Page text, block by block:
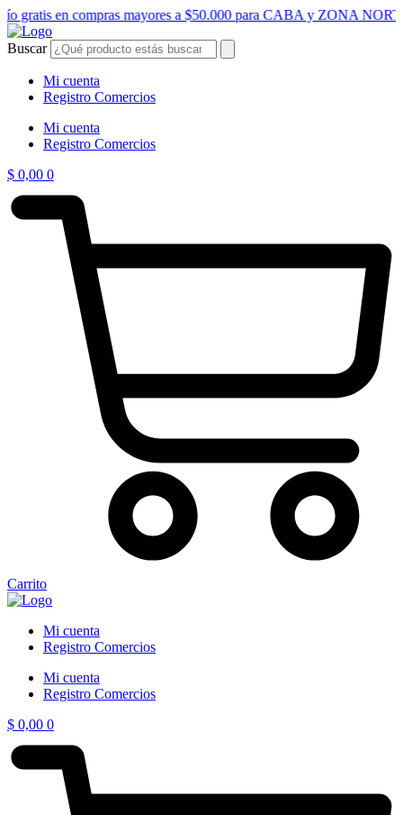
Ir
al
contenido
gratis en compras mayores a $50.000 para CABA y ZONA
Buscar
Mi cuenta
Registro Comercios
Mi cuenta
Registro Comercios
$ 0,00 0
Carrito
Mi cuenta
Registro Comercios
Mi cuenta
Registro Comercios
$ 0,00 0